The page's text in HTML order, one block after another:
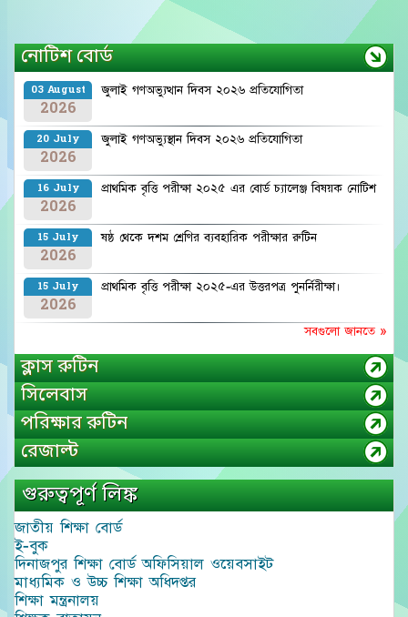
নোটিশ বোর্ড
03 August
2026
জুলাই গণঅভ্যুত্থান দিবস ২০২৬ প্রতিযোগিতা
20 July
2026
জুলাই গণঅভ্যুস্থান দিবস ২০২৬ প্রতিযোগিতা
16 July
2026
প্রাথমিক বৃত্তি পরীক্ষা ২০২৫ এর বোর্ড চ্যালেঞ্জ বিষয়ক নোটিশ
15 July
2026
ষষ্ঠ থেকে দশম শ্রেণির ব্যবহারিক পরীক্ষার রুটিন
15 July
2026
প্রাথমিক বৃত্তি পরীক্ষা ২০২৫-এর উত্তরপত্র পুনর্নিরীক্ষা।
সবগুলো জানতে »
ক্লাস রুটিন
সিলেবাস
পরিক্ষার রুটিন
রেজাল্ট
গুরুত্বপূর্ণ লিঙ্ক
জাতীয় শিক্ষা বোর্ড
ই-বুক
দিনাজপুর শিক্ষা বোর্ড অফিসিয়াল ওয়েবসাইট
মাধ্যমিক ও উচ্চ শিক্ষা অধিদপ্তর
শিক্ষা মন্ত্রনালয়